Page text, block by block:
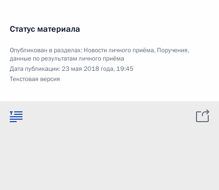
Статус материала
Опубликован в разделах: Новости личного приёма, Поручения,
данные по результатам личного приёма
Дата публикации:23 мая 2018 года, 19:45
Текстовая версия